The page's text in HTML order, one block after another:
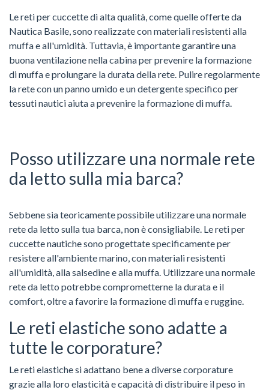
Le reti per cuccette di alta qualità, come quelle offerte da
Nautica Basile, sono realizzate con materiali resistenti alla
muffa e all'umidità. Tuttavia, è importante garantire una
buona ventilazione nella cabina per prevenire la formazione
di muffa e prolungare la durata della rete. Pulire regolarmente
la rete con un panno umido e un detergente specifico per
tessuti nautici aiuta a prevenire la formazione di muffa.
Posso utilizzare una normale rete
da letto sulla mia barca?
Sebbene sia teoricamente possibile utilizzare una normale
rete da letto sulla tua barca, non è consigliabile. Le reti per
cuccette nautiche sono progettate specificamente per
resistere all'ambiente marino, con materiali resistenti
all'umidità, alla salsedine e alla muffa. Utilizzare una normale
rete da letto potrebbe comprometterne la durata e il
comfort, oltre a favorire la formazione di muffa e ruggine.
Le reti elastiche sono adatte a
tutte le corporature?
Le reti elastiche si adattano bene a diverse corporature
grazie alla loro elasticità e capacità di distribuire il peso in